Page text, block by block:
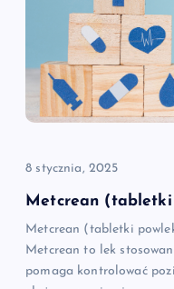
a
w
p
s
8 stycznia, 2025
Metcrean (tabletki
Metcrean (tabletki
Metcrean to lek
pomaga kontrolować